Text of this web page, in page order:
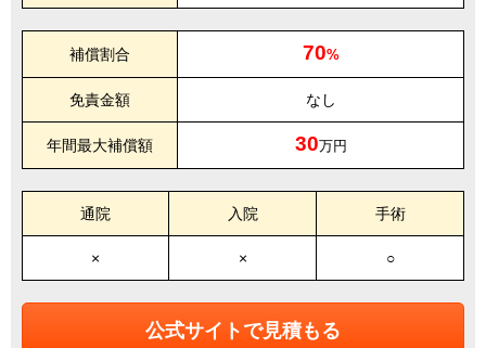
補償割合 70%
免責金額 なし
年間最大補償額 30万円
通院 入院 手術
× × ○
公式サイトで見積もる